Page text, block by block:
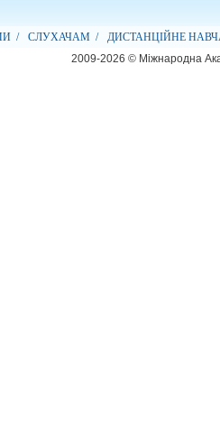
/ СЛУХАЧАМ /
ДИСТАНЦІЙНЕ
2009-2026 © Міжнародна